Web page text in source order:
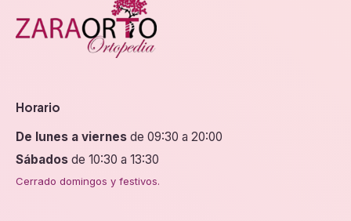
Horario
De lunes a viernes de 09:30 a 20:00
Sábados de 10:30 a 13:30
Cerrado domingos y festivos.